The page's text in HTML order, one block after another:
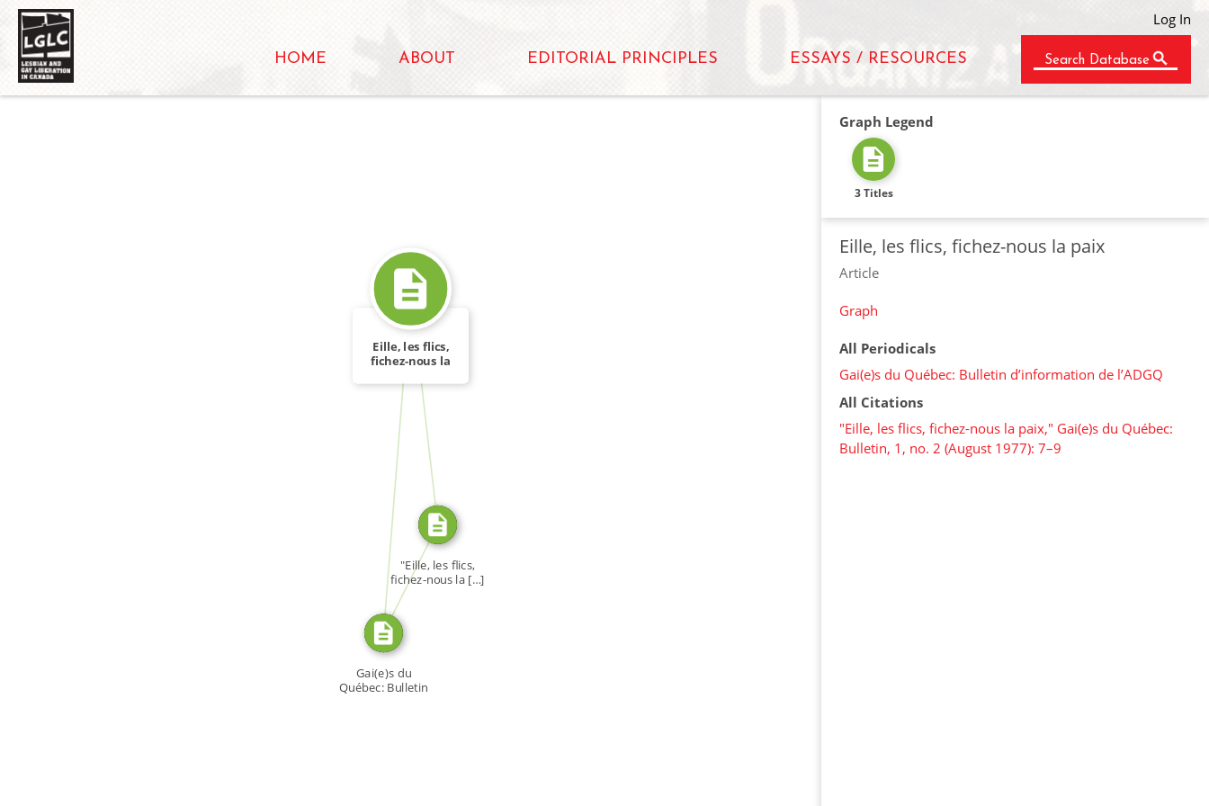
Log In
HOME ABOUT EDITORIAL PRINCIPLES ESSAYS / RESOURCES Search Database
FROM
SOURCE_FOR
SOURCE_FOR
Eille, les flics,
fichez-nous la
Gai(e)s du
Québec: Bulletin
"Eille, les flics,
fichez-nous la […]
Graph Legend
3 Titles
Eille, les flics, fichez-nous la paix
Article
Graph
All Periodicals
Gai(e)s du Québec: Bulletin d’information de l’ADGQ
All Citations
"Eille, les flics, fichez-nous la paix," Gai(e)s du Québec:
Bulletin, 1, no. 2 (August 1977): 7–9